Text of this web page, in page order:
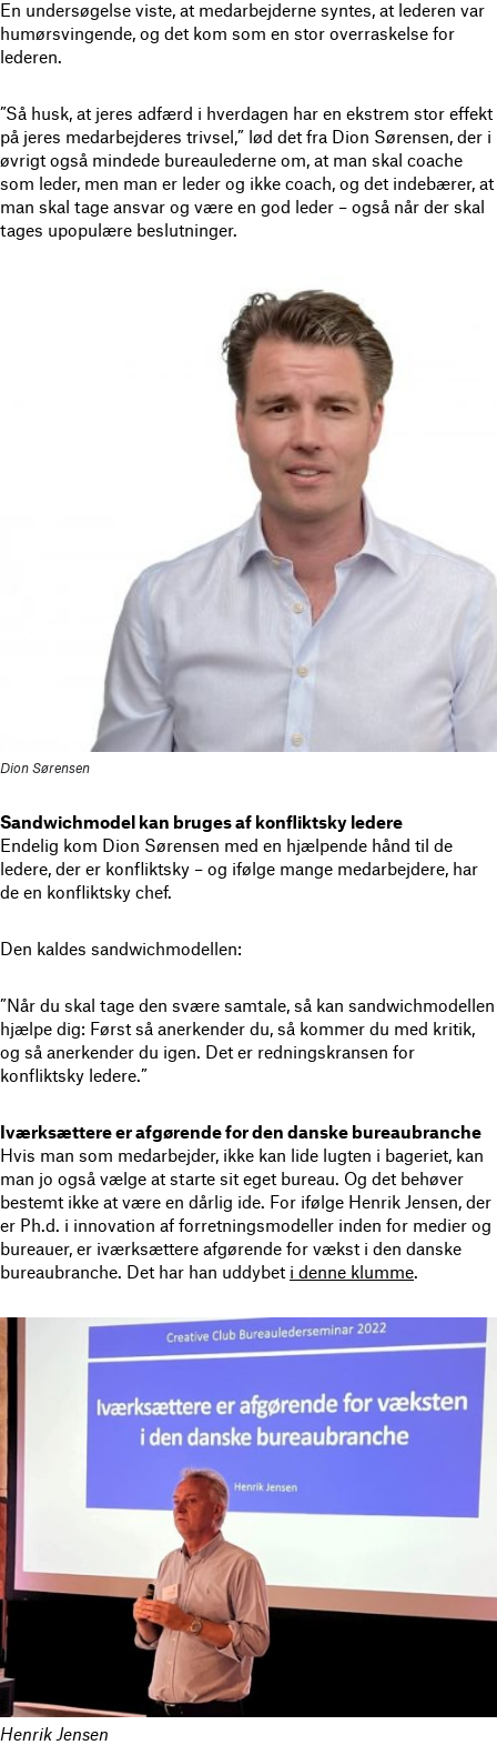
En undersøgelse viste, at medarbejderne syntes, at lederen var
humørsvingende, og det kom som en stor overraskelse for
lederen.
”Så husk, at jeres adfærd i hverdagen har en ekstrem stor effekt
på jeres medarbejderes trivsel,” lød det fra Dion Sørensen, der i
øvrigt også mindede bureaulederne om, at man skal coache
som leder, men man er leder og ikke coach, og det indebærer, at
man skal tage ansvar og være en god leder – også når der skal
tages upopulære beslutninger.
Dion Sørensen
Sandwichmodel kan bruges af konfliktsky ledere
Endelig kom Dion Sørensen med en hjælpende hånd til de
ledere, der er konfliktsky – og ifølge mange medarbejdere, har
de en konfliktsky chef.
Den kaldes sandwichmodellen:
”Når du skal tage den svære samtale, så kan sandwichmodellen
hjælpe dig: Først så anerkender du, så kommer du med kritik,
og så anerkender du igen. Det er redningskransen for
konfliktsky ledere.”
Iværksættere er afgørende for den danske bureaubranche
Hvis man som medarbejder, ikke kan lide lugten i bageriet, kan
man jo også vælge at starte sit eget bureau. Og det behøver
bestemt ikke at være en dårlig ide. For ifølge Henrik Jensen, der
er Ph.d. i innovation af forretningsmodeller inden for medier og
bureauer, er iværksættere afgørende for vækst i den danske
bureaubranche. Det har han uddybet i denne klumme.
Henrik Jensen